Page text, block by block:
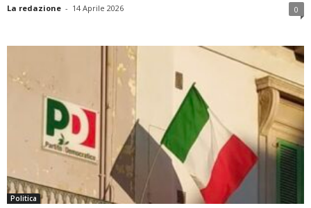
La redazione - 14 Aprile 2026 0
Politica